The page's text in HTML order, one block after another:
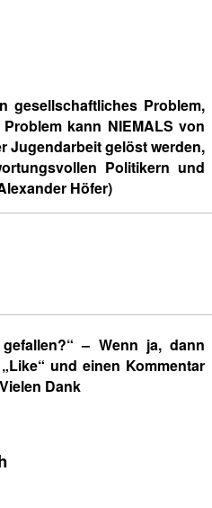
gesellschaftliches Problem,
kann NIEMALS von
Jugendarbeit gelöst werden,
Politikern und
Höfer)
– Wenn ja, dann
und einen Kommentar
Dank